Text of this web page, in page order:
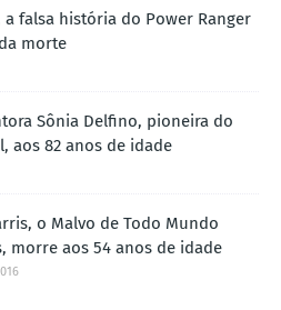
a falsa história do Power Ranger
morte
Sônia Delfino, pioneira do
aos 82 anos de idade
o Malvo de Todo Mundo
morre aos 54 anos de idade